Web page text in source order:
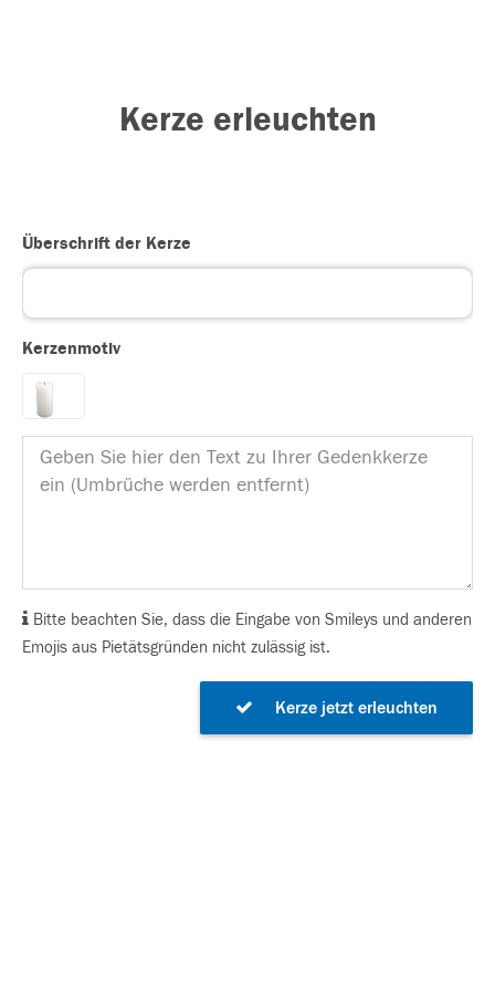
Kerze erleuchten
Überschrift der Kerze
Kerzenmotiv
Bitte beachten Sie, dass die Eingabe von Smileys und anderen
Emojis aus Pietätsgründen nicht zulässig ist.
Kerze jetzt erleuchten